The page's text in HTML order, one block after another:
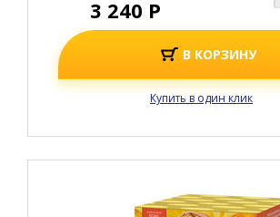
3 240 Р
В КОРЗИНУ
Купить в один клик